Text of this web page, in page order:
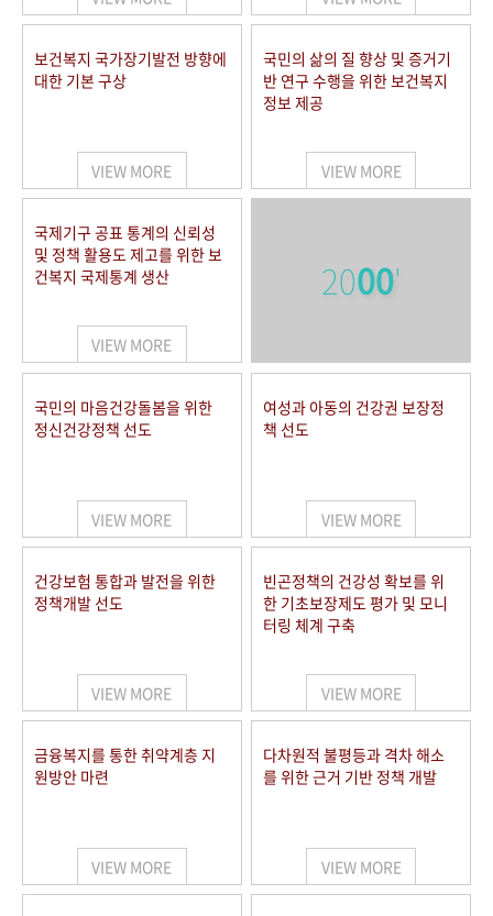
보건복지 국가장기발전 방향에
대한 기본 구상
VIEW MORE
국민의 삶의 질 향상 및 증거기
반 연구 수행을 위한 보건복지
정보 제공
VIEW MORE
국제기구 공표 통계의 신뢰성
및 정책 활용도 제고를 위한 보
건복지 국제통계 생산
VIEW MORE
2000'
국민의 마음건강돌봄을 위한
정신건강정책 선도
VIEW MORE
여성과 아동의 건강권 보장정
책 선도
VIEW MORE
건강보험 통합과 발전을 위한
정책개발 선도
VIEW MORE
빈곤정책의 건강성 확보를 위
한 기초보장제도 평가 및 모니
터링 체계 구축
VIEW MORE
금융복지를 통한 취약계층 지
원방안 마련
VIEW MORE
다차원적 불평등과 격차 해소
를 위한 근거 기반 정책 개발
VIEW MORE